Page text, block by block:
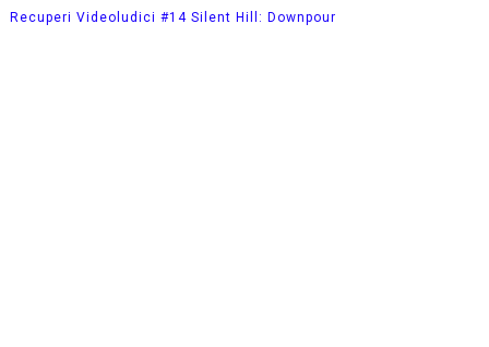
Recuperi Videoludici #14 Silent Hill: Downpour